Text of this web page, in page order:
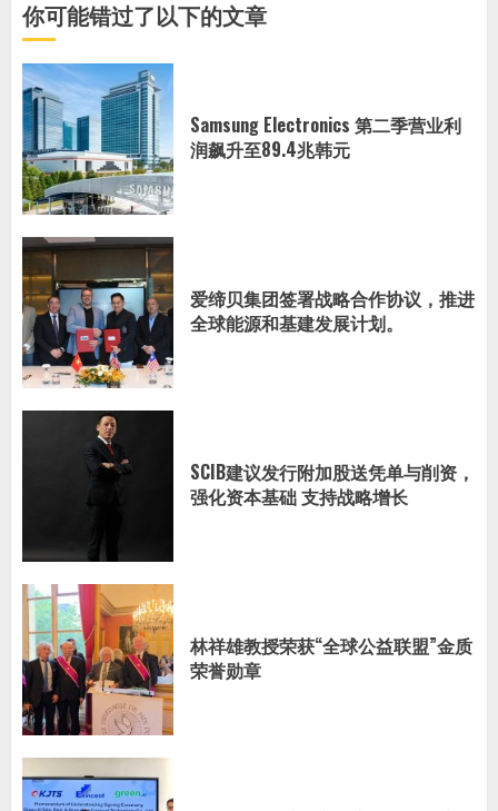
你可能错过了以下的文章
Samsung Electronics 第二季营业利
润飙升至89.4兆韩元
爱缔贝集团签署战略合作协议，推进
全球能源和基建发展计划。
SCIB建议发行附加股送凭单与削资，
强化资本基础 支持战略增长
林祥雄教授荣获“全球公益联盟”金质
荣誉勋章